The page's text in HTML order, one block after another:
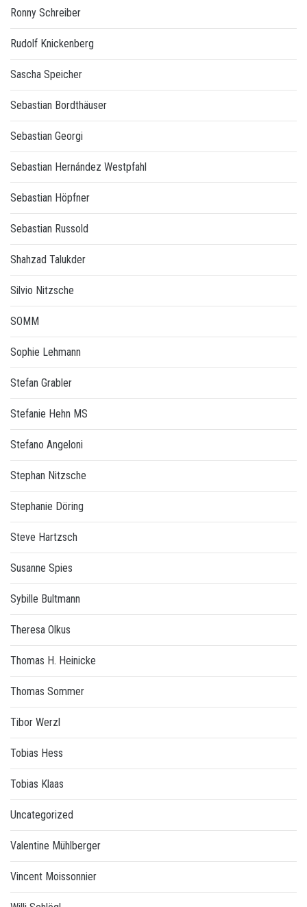
Ronny Schreiber
Rudolf Knickenberg
Sascha Speicher
Sebastian Bordthäuser
Sebastian Georgi
Sebastian Hernández Westpfahl
Sebastian Höpfner
Sebastian Russold
Shahzad Talukder
Silvio Nitzsche
SOMM
Sophie Lehmann
Stefan Grabler
Stefanie Hehn MS
Stefano Angeloni
Stephan Nitzsche
Stephanie Döring
Steve Hartzsch
Susanne Spies
Sybille Bultmann
Theresa Olkus
Thomas H. Heinicke
Thomas Sommer
Tibor Werzl
Tobias Hess
Tobias Klaas
Uncategorized
Valentine Mühlberger
Vincent Moissonnier